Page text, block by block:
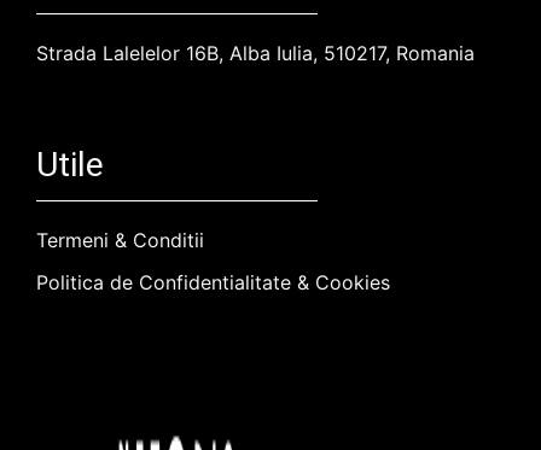
Strada Lalelelor 16B, Alba Iulia, 510217, Romania
Utile
Termeni & Conditii
Politica de Confidentialitate & Cookies